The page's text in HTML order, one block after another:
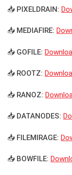
📥 PIXELDRAIN:
📥 MEDIAFIRE:
📥 GOFILE:
📥 ROOTZ:
📥 RANOZ:
📥 DATANODES:
📥 FILEMIRAGE:
📥 BOWFILE: